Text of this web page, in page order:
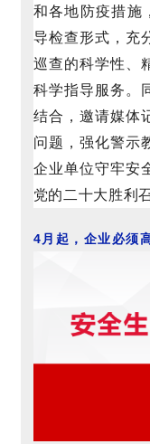
和各地防疫措施
导检查形式，充
巡查的科学性、
科学指导服务。
结合，邀请媒体
问题，强化警示
企业单位守牢安
党的二十大胜利召
4月起，企业必须